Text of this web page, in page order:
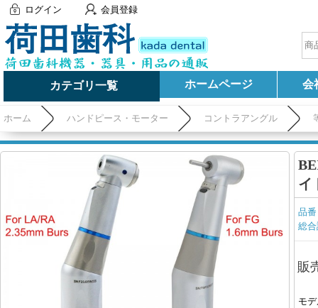
ログイン 会員登録
カテゴリ一覧 ホームページ 会
ホーム ハンドピース・モーター コントラアングル
イ
品
総
販
モ